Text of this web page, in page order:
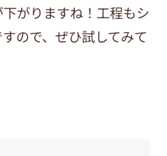
がりますね！工程もシ
ので、ぜひ試してみて